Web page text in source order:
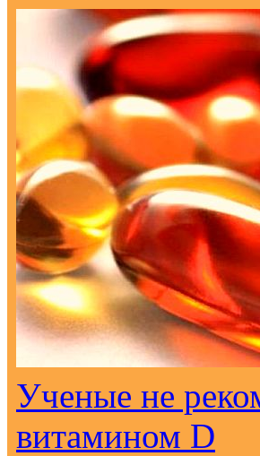
Ученые не
витамином D